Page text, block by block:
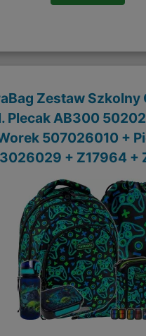
Zestaw Szkolny
Plecak AB300
507026010 +
+ Z17964 +